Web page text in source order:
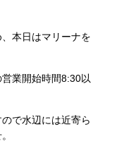
本日はマリーナを
業開始時間8:30以
で水辺には近寄ら